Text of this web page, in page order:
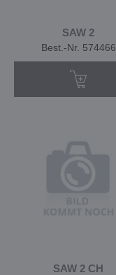
SAW 2
Best.-Nr. 574466
SAW 2 CH